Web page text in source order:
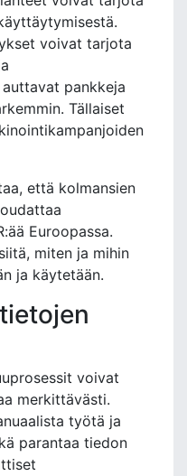
voivat tarjota
pankkeja
Tällaiset
että kolmansien
Euroopassa.
miten ja mihin
ja käytetään.
voivat
merkittävästi.
työtä ja
parantaa tiedon